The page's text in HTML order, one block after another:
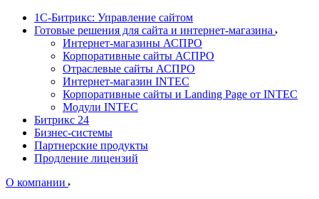
1С-Битрикс: Управление сайтом
Готовые решения для сайта и интернет-магазина
Интернет-магазины АСПРО
Корпоративные сайты АСПРО
Отраслевые сайты АСПРО
Интернет-магазин INTEC
Корпоративные сайты и Landing Page от INTEC
Модули INTEC
Битрикс 24
Бизнес-системы
Партнерские продукты
Продление лицензий
О компании